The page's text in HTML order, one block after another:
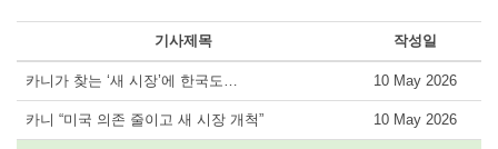
기사제목 작성일
카니가 찾는 ‘새 시장’에 한국도… 10 May 2026
카니 “미국 의존 줄이고 새 시장 개척” 10 May 2026